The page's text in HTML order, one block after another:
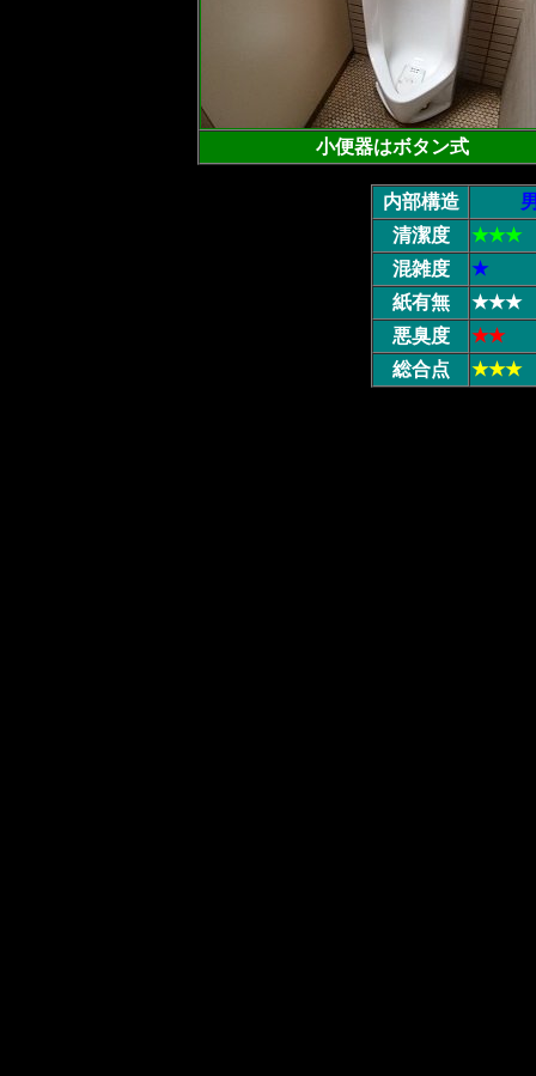
小便器はボタン式
内部構造
清潔度
★★★
混雑度
★
紙有無
★★★
悪臭度
★★
総合点
★★★